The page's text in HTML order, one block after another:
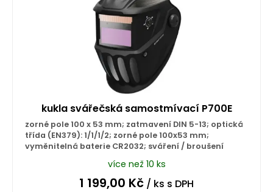
kukla svářečská samostmívací P700E
zorné pole 100 x 53 mm; zatmavení DIN 5-13; optická
třída (EN379): 1/1/1/2; zorné pole 100x53 mm;
vyměnitelná baterie CR2032; sváření / broušení
více než 10 ks
1 199,00 Kč / ks s DPH